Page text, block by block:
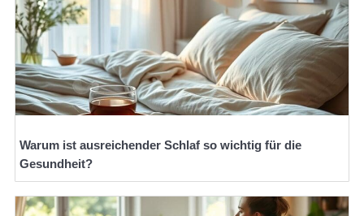
Warum ist ausreichender Schlaf so wichtig für die
Gesundheit?